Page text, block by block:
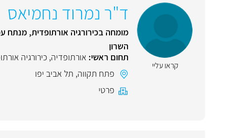
קראו עליי
ד"ר נמרוד נחמיאס
מומחה בכירורגיה אורתופדית, מנתח
השרון
תחום ראשי: אורתופדיה, כירורגיה
פתח תקווה, תל אביב יפו
פרטי